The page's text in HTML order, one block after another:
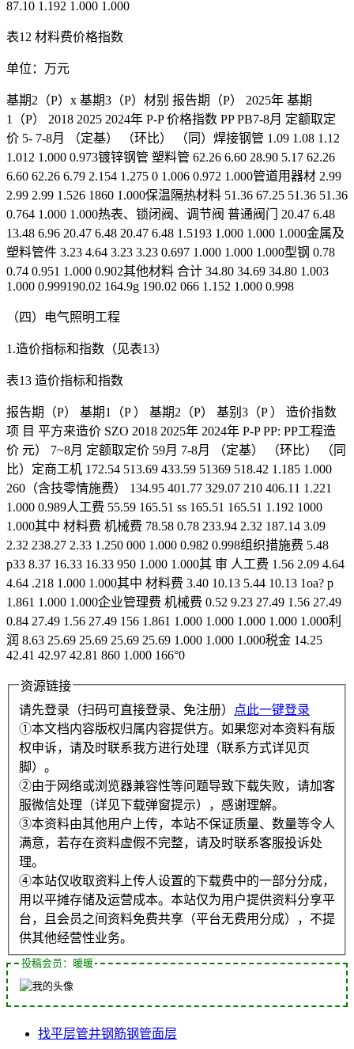
87.10 1.192 1.000 1.000
表12 材料费价格指数
单位：万元
基期2（P）x 基期3（P）材别 报告期（P） 2025年 基期
1（P） 2018 2025 2024年 P-P 价格指数 PP PB7-8月 定额取定
价 5- 7-8月 （定基） （环比） （同）焊接钢管 1.09 1.08 1.12
1.012 1.000 0.973镀锌钢管 塑料管 62.26 6.60 28.90 5.17 62.26
6.60 62.26 6.79 2.154 1.275 0 1.006 0.972 1.000管道用器材 2.99
2.99 2.99 1.526 1860 1.000保温隔热材料 51.36 67.25 51.36 51.36
0.764 1.000 1.000热表、锁闭阀、调节阀 普通阀门 20.47 6.48
13.48 6.96 20.47 6.48 20.47 6.48 1.5193 1.000 1.000 1.000金属及
塑料管件 3.23 4.64 3.23 3.23 0.697 1.000 1.000 1.000型钢 0.78
0.74 0.951 1.000 0.902其他材料 合计 34.80 34.69 34.80 1.003
1.000 0.999190.02 164.9g 190.02 066 1.152 1.000 0.998
（四）电气照明工程
1.造价指标和指数（见表13）
表13 造价指标和指数
报告期（P） 基期1（P ） 基期2（P） 基别3（P ） 造价指数
项 目 平方来造价 SZO 2018 2025年 2024年 P-P PP: PP工程造
价 元） 7~8月 定额取定价 59月 7-8月 （定基） （环比） （同
比）定商工机 172.54 513.69 433.59 51369 518.42 1.185 1.000
260（含技零情施费） 134.95 401.77 329.07 210 406.11 1.221
1.000 0.989人工费 55.59 165.51 ss 165.51 165.51 1.192 1000
1.000其中 材料费 机械费 78.58 0.78 233.94 2.32 187.14 3.09
2.32 238.27 2.33 1.250 000 1.000 0.982 0.998组织措施费 5.48
p33 8.37 16.33 16.33 950 1.000 1.000其 审 人工费 1.56 2.09 4.64
4.64 .218 1.000 1.000其中 材料费 3.40 10.13 5.44 10.13 1oa? p
1.861 1.000 1.000企业管理费 机械费 0.52 9.23 27.49 1.56 27.49
0.84 27.49 1.56 27.49 156 1.861 1.000 1.000 1.000 1.000 1.000利
润 8.63 25.69 25.69 25.69 25.69 1.000 1.000 1.000税金 14.25
42.41 42.97 42.81 860 1.000 166°0
资源链接
请先登录（扫码可直接登录、免注册）
点此一键登录
①本文档内容版权归属内容提供方。如果您对本资料有版
权申诉，请及时联系我方进行处理（联系方式详见页
脚）。
②由于网络或浏览器兼容性等问题导致下载失败，请加客
服微信处理（详见下载弹窗提示），感谢理解。
③本资料由其他用户上传，本站不保证质量、数量等令人
满意，若存在资料虚假不完整，请及时联系客服投诉处
理。
④本站仅收取资料上传人设置的下载费中的一部分分成，
用以平摊存储及运营成本。本站仅为用户提供资料分享平
台，且会员之间资料免费共享（平台无费用分成），不提
供其他经营性业务。
投稿会员：暖暖
找平层管井钢筋钢管面层